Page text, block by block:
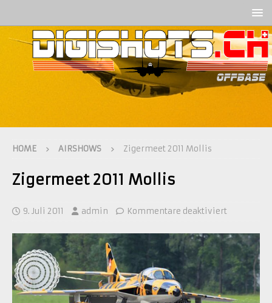
HOME AIRSHOWS Zigermeet 2011 Mollis
Zigermeet 2011 Mollis
9. Juli 2011 admin Kommentare deaktiviert